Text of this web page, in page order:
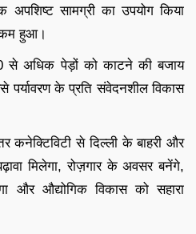
सामग्री का उपयोग किया
कम हुआ।
से अधिक पेड़ों को काटने की बजाय
पर्यावरण के प्रति संवेदनशील विकास
कनेक्टिविटी से दिल्ली के बाहरी और
मिलेगा, रोज़गार के अवसर बनेंगे,
और औद्योगिक विकास को सहारा